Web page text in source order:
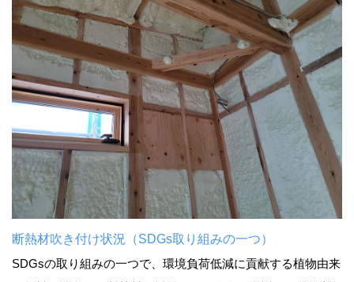
断熱材吹き付け状況（SDGs取り組みの一つ）
SDGsの取り組みの一つで、環境負荷低減に貢献する植物由来